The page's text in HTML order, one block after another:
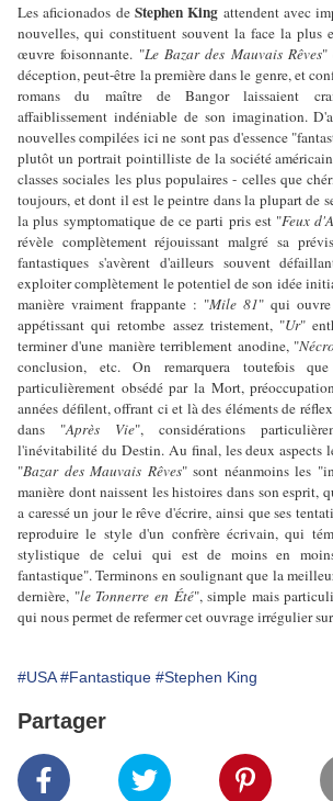
Les aficionados de Stephen King attendent avec
nouvelles, qui constituent souvent la face la plus
œuvre foisonnante. "Le Bazar des Mauvais Rêves"
déception, peut-être la première dans le genre, et
romans du maître de Bangor laissaient
affaiblissement indéniable de son imagination.
nouvelles compilées ici ne sont pas d'essence
plutôt un portrait pointilliste de la société
classes sociales les plus populaires - celles que
toujours, et dont il est le peintre dans la plupart de
la plus symptomatique de ce parti pris est "Feux
révèle complètement réjouissant malgré sa
fantastiques s'avèrent d'ailleurs souvent
exploiter complètement le potentiel de son idée
manière vraiment frappante : "Mile 81" qui
appétissant qui retombe assez tristement, "Ur"
terminer d'une manière terriblement anodine, "
conclusion, etc. On remarquera toutefois que
particulièrement obsédé par la Mort,
années défilent, offrant ci et là des éléments de
dans "Après Vie", considérations
l'inévitabilité du Destin. Au final, les deux aspects
"Bazar des Mauvais Rêves" sont néanmoins les
manière dont naissent les histoires dans son esprit,
a caressé un jour le rêve d'écrire, ainsi que ses
reproduire le style d'un confrère écrivain, qui
stylistique de celui qui est de moins en
fantastique". Terminons en soulignant que la
dernière, "le Tonnerre en Été", simple mais
qui nous permet de refermer cet ouvrage irrégulier
#USA #Fantastique #Stephen King
Partager